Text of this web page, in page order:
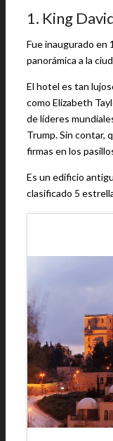
1. King
Fue inaugurado en
panorámica a la
El hotel es tan
como Elizabeth
de líderes
Trump. Sin contar,
firmas en los
Es un edificio
clasificado 5